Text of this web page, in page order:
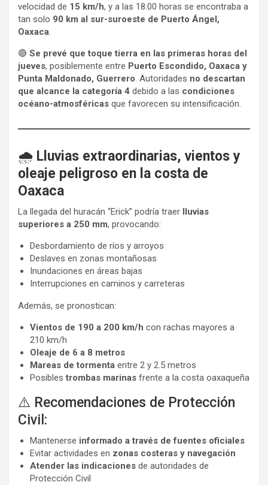
velocidad de 15 km/h, y a las 18:00 horas se encontraba a
tan solo 90 km al sur-suroeste de Puerto Ángel,
Oaxaca.
🔴 Se prevé que toque tierra en las primeras horas del
jueves, posiblemente entre Puerto Escondido, Oaxaca y
Punta Maldonado, Guerrero. Autoridades no descartan
que alcance la categoría 4 debido a las condiciones
océano-atmosféricas que favorecen su intensificación.
🌧️ Lluvias extraordinarias, vientos y
oleaje peligroso en la costa de
Oaxaca
La llegada del huracán “Erick” podría traer lluvias
superiores a 250 mm, provocando:
Desbordamiento de ríos y arroyos
Deslaves en zonas montañosas
Inundaciones en áreas bajas
Interrupciones en caminos y carreteras
Además, se pronostican:
Vientos de 190 a 200 km/h con rachas mayores a
210 km/h
Oleaje de 6 a 8 metros
Mareas de tormenta entre 2 y 2.5 metros
Posiblestrombas marinas frente a la costa oaxaqueña
⚠️ Recomendaciones de Protección
Civil:
Mantenerse informado a través de fuentes oficiales
Evitar actividades en zonas costeras y navegación
Atender las indicaciones de autoridades de
Protección Civil